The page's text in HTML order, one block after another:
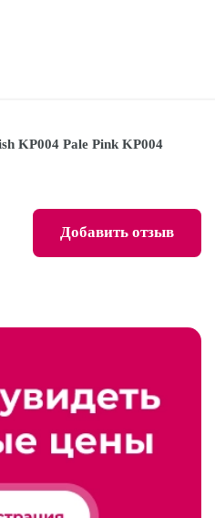
KP004 Pale Pink KP004
Добавить отзыв